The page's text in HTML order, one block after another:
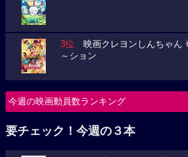
3位 映画クレヨンしんちゃん
～ション
今週の映画動員数ランキング
要チェック！今週の３本